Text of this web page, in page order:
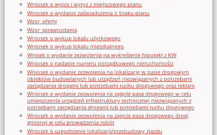
Wniosek o wypis i wyrys z miejscowego planu
Wniosek o wydanie zaświadczenia o braku planu
Wzor_oferty
Wzor_sprawozdania
Wniosek o wykup lokalu użytkowego
Wniosek o wykup lokalu mieszkalnego
Wnisek o wydanie zezwolenia na wykreślenie hipoteki z KW
Wniosek o nadanie numeru porządkowego nieruchomości
Wniosek o wydanie zezwolenia na lokalizację w pasie drogowym
obiektów budowlanych lub urządzeń niezwiązanych z potrzebami
zarządzania drogami lub potrzebami ruchu drogowego oraz reklam
Wniosek o wydanie zezwolenia na zajęcie pasa drogowego w celu
umieszczenia urządzeń infrastruktury technicznej niezwiązanych z
potrzebami zarządzania drogami lub potrzebami ruchu drogowego
Wniosek o wydanie zezwolenia na zajęcie pasa drogowego drogi
gminnej w celu prowadzenia robót
Wniosek o uzgodnienie lokalizacji/przebudowy zjazdu